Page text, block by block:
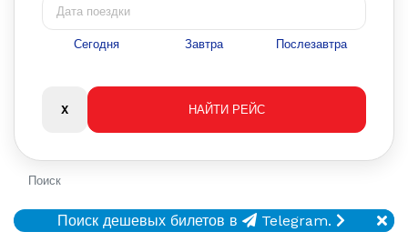
Сегодня Завтра Послезавтра
Поиск
Поиск дешевых билетов в Telegram.